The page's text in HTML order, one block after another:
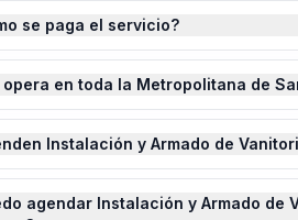
se paga el servicio?
opera en toda la Metropolitana de
Instalación y Armado de
agendar Instalación y Armado de